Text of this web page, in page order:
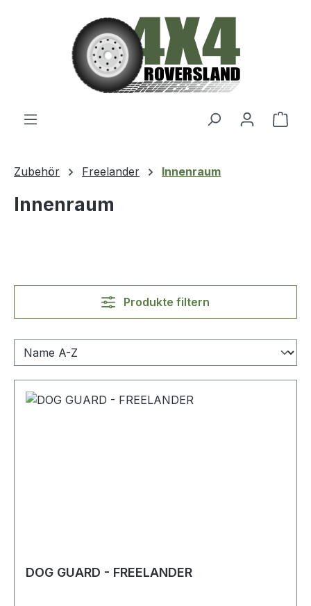
Zum Hauptinhalt springen
Zubehör Freelander Innenraum
Innenraum
Produkte filtern
DOG GUARD - FREELANDER